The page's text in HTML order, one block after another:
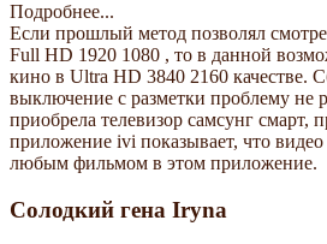
Подробнее...
Если прошлый метод позволял
Full HD 1920 1080 , то в данной
кино в Ultra HD 3840 2160 качестве.
выключение с разметки проблему не
приобрела телевизор самсунг смарт,
приложение ivi показывает, что
любым фильмом в этом приложение.
Солодкий гена Iryna